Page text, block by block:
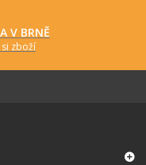
V BRNĚ
zboží